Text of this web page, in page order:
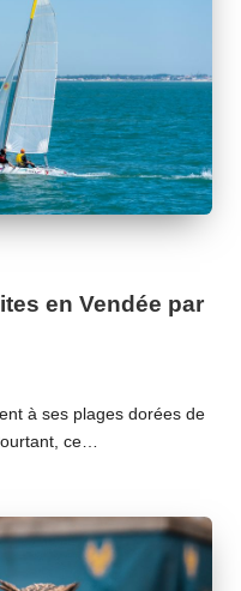
en Vendée par
à ses plages dorées de
ce…